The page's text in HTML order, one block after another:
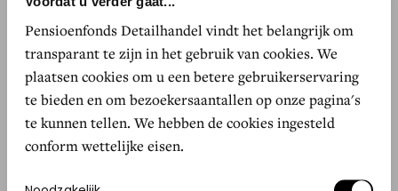
Pensioenfonds Detailhandel vindt het belangrijk om
transparant te zijn in het gebruik van cookies. We
plaatsen cookies om u een betere gebruikerservaring
te bieden en om bezoekersaantallen op onze pagina's
te kunnen tellen. We hebben de cookies ingesteld
conform wettelijke eisen.
Accepteer marketing cookies om